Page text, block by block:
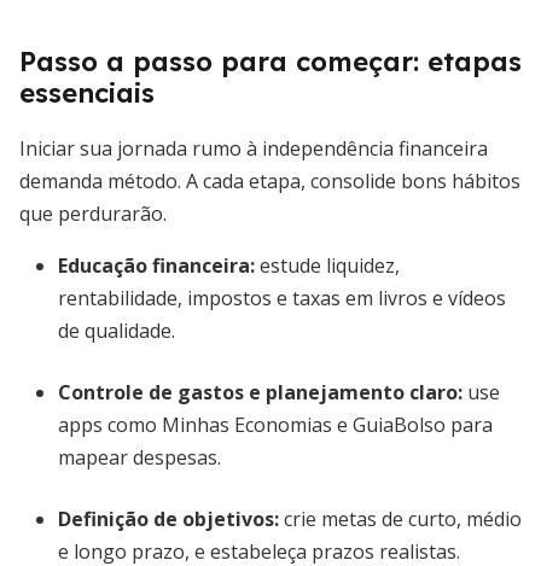
Passo a passo para começar: etapas
essenciais
Iniciar sua jornada rumo à independência financeira
demanda método. A cada etapa, consolide bons hábitos
que perdurarão.
Educação financeira:estude liquidez,
rentabilidade, impostos e taxas em livros e vídeos
de qualidade.
Controle de gastos e planejamento claro: use
apps como Minhas Economias e GuiaBolso para
mapear despesas.
Definição de objetivos:crie metas de curto, médio
e longo prazo, e estabeleça prazos realistas.